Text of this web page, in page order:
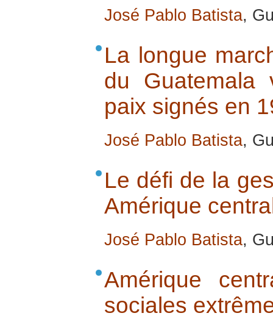
José Pablo Batista,
La longue
du Guatemala
paix signés en
José Pablo Batista,
Le défi de la
Amérique
José Pablo Batista,
Amérique
sociales